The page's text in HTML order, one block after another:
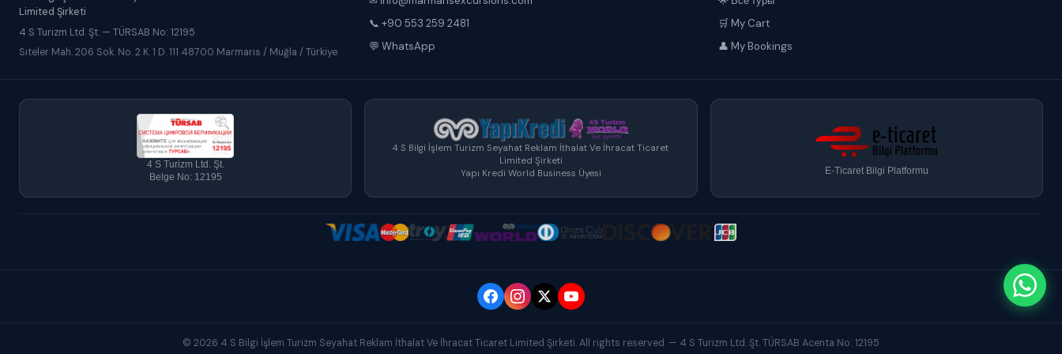
Limited Şirketi
4 S Turizm Ltd. Şt. — TÜRSAB No: 12195
Siteler Mah. 206 Sok. No. 2 K. 1 D. 111 48700 Marmaris / Muğla / Türkiye
📞 +90 553 259 2481
💬 WhatsApp
🛒 My Cart
👤 My Bookings
4 S Turizm Ltd. Şt.
Belge No: 12195
4 S Bilgi İşlem Turizm Seyahat Reklam İthalat Ve İhracat Ticaret
Limited Şirketi
Yapı Kredi World Business Üyesi
E-Ticaret Bilgi Platformu
© 2026 4 S Bilgi İşlem Turizm Seyahat Reklam İthalat Ve İhracat Ticaret Limited Şirketi. All rights reserved. — 4 S Turizm Ltd. Şt. TÜRSAB Acenta No: 12195